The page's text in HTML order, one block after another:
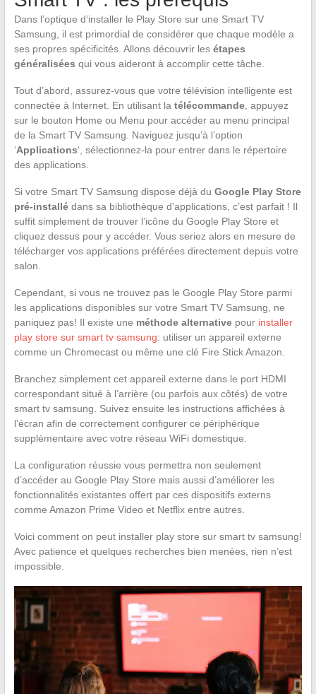
Dans l’optique d’installer le Play Store sur une Smart TV
Samsung, il est primordial de considérer que chaque modèle a
ses propres spécificités. Allons découvrir les étapes
généralisées qui vous aideront à accomplir cette tâche.
Tout d’abord, assurez-vous que votre télévision intelligente est
connectée à Internet. En utilisant la télécommande, appuyez
sur le bouton Home ou Menu pour accéder au menu principal
de la Smart TV Samsung. Naviguez jusqu’à l’option
‘Applications‘, sélectionnez-la pour entrer dans le répertoire
des applications.
Si votre Smart TV Samsung dispose déjà du Google Play Store
pré-installédans sa bibliothèque d’applications, c’est parfait ! Il
suffit simplement de trouver l’icône du Google Play Store et
cliquez dessus pour y accéder. Vous seriez alors en mesure de
télécharger vos applications préférées directement depuis votre
salon.
Cependant, si vous ne trouvez pas le Google Play Store parmi
les applications disponibles sur votre Smart TV Samsung, ne
paniquez pas! Il existe une méthode alternativepour installer
play store sur smart tv samsung: utiliser un appareil externe
comme un Chromecast ou même une clé Fire Stick Amazon.
Branchez simplement cet appareil externe dans le port HDMI
correspondant situé à l’arrière (ou parfois aux côtés) de votre
smart tv samsung. Suivez ensuite les instructions affichées à
l’écran afin de correctement configurer ce périphérique
supplémentaire avec votre réseau WiFi domestique.
La configuration réussie vous permettra non seulement
d’accéder au Google Play Store mais aussi d’améliorer les
fonctionnalités existantes offert par ces dispositifs externs
comme Amazon Prime Video et Netflix entre autres.
Voici comment on peut installer play store sur smart tv samsung!
Avec patience et quelques recherches bien menées, rien n’est
impossible.